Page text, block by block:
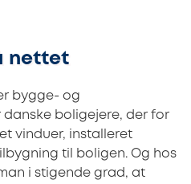
nettet
bygge- og
boligejere, der for
vinduer, installeret
til boligen. Og hos
i stigende grad, at